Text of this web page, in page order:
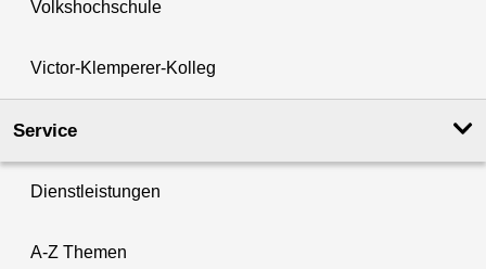
Volkshochschule
Victor-Klemperer-Kolleg
Service
Dienstleistungen
A-Z Themen